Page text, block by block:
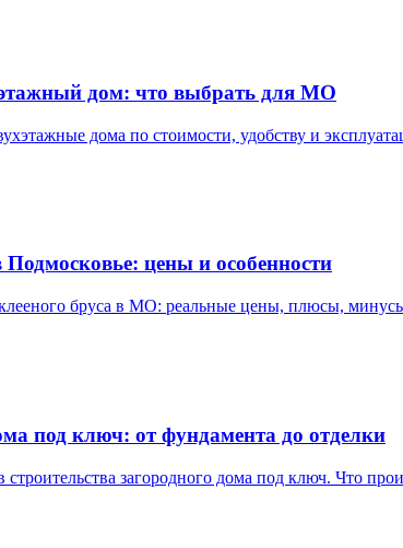
дом: что выбрать для МО
дома по стоимости, удобству и
Подмосковье: цены и особенности
бруса в МО: реальные цены, плюсы,
под ключ: от фундамента до отделки
загородного дома под ключ. Что